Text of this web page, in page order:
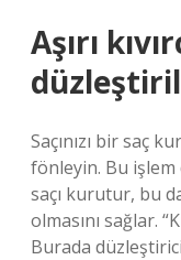
Aşırı
Saçınızı bir saç
fönleyin. Bu
saçı kurutur, bu
olmasını sağlar.
Burada